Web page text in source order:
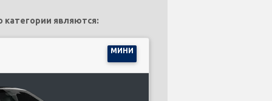
являются:
МИНИ